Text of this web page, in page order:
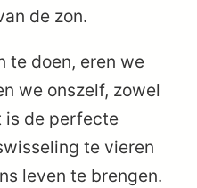
de zon.
te doen, eren we
we onszelf, zowel
is de perfecte
te vieren
leven te brengen.